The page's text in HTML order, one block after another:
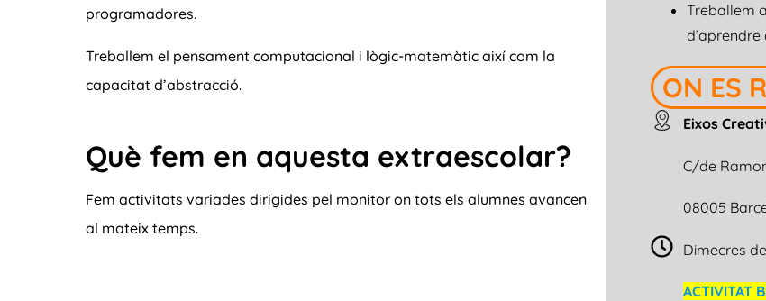
programadores.
Treballem el pensament computacional i lògic-matemàtic així com la
capacitat d’abstracció.
Què fem en aquesta extraescolar?
Fem activitats variades dirigides pel monitor on tots els alumnes avancen
al mateix temps.
Treballem
ON ES
Eixos
C/de
08005
Dimecres
ACTIVITAT